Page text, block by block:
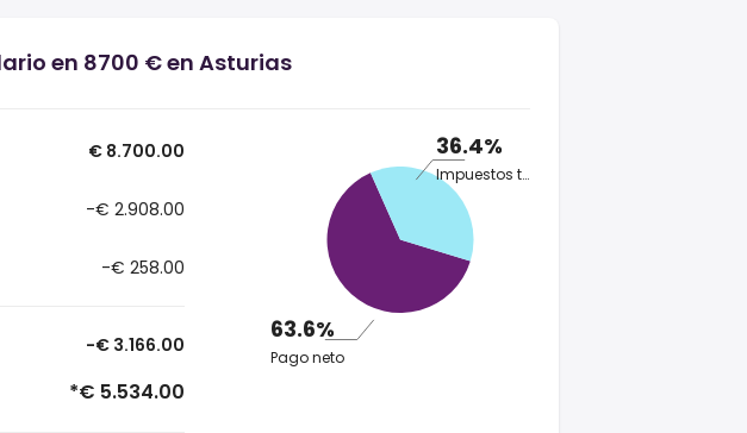
en 8700 € en Asturias
€ 8.700.00
-€ 2.908.00
-€ 258.00
-€ 3.166.00
*€ 5.534.00
36.4%
Impuestos totales
63.6%
Pago neto